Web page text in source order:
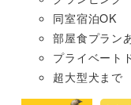
同室宿泊OK
部屋食プラン
プライベート
超大型犬まで